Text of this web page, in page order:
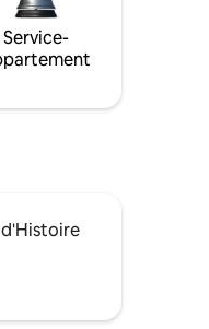
Service-
d'Histoire